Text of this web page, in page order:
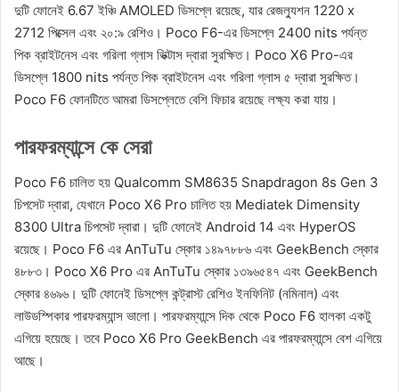
দুটি ফোনেই 6.67 ইঞ্চি AMOLED ডিসপ্লে রয়েছে, যার রেজল্যুশন 1220 x
2712 পিক্সেল এবং ২০:৯ রেশিও। Poco F6-এর ডিসপ্লে 2400 nits পর্যন্ত
পিক ব্রাইটনেস এবং গরিলা গ্লাস ভিক্টাস দ্বারা সুরক্ষিত। Poco X6 Pro-এর
ডিসপ্লে 1800 nits পর্যন্ত পিক ব্রাইটনেস এবং গরিলা গ্লাস ৫ দ্বারা সুরক্ষিত।
Poco F6 ফোনটিতে আমরা ডিসপ্লেতে বেশি ফিচার রয়েছে লক্ষ্য করা যায়।
পারফরম্যান্সে কে সেরা
Poco F6 চালিত হয় Qualcomm SM8635 Snapdragon 8s Gen 3
চিপসেট দ্বারা, যেখানে Poco X6 Pro চালিত হয় Mediatek Dimensity
8300 Ultra চিপসেট দ্বারা। দুটি ফোনেই Android 14 এবং HyperOS
রয়েছে। Poco F6 এর AnTuTu স্কোর ১৪৯৭৮৮৬ এবং GeekBench স্কোর
৪৮৮৩। Poco X6 Pro এর AnTuTu স্কোর ১৩৯৬৫৪৭ এবং GeekBench
স্কোর ৪৬৯৬। দুটি ফোনেই ডিসপ্লে কন্ট্রাস্ট রেশিও ইনফিনিট (নমিনাল) এবং
লাউডস্পিকার পারফরম্যান্স ভালো। পারফরম্যান্সে দিক থেকে Poco F6 হালকা একটু
এগিয়ে হয়েছে। তবে Poco X6 Pro GeekBench এর পারফরম্যান্সে বেশ এগিয়ে
আছে।